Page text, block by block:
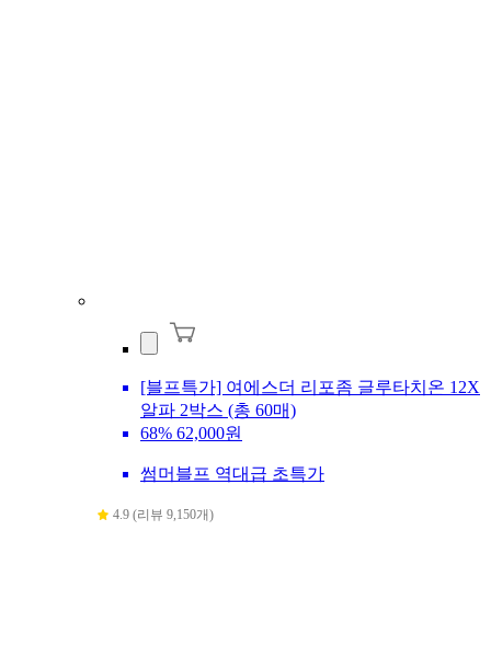
[블프특가] 여에스더 리포좀 글루타치온 12X
알파 2박스 (총 60매)
68% 62,000원
썸머블프 역대급 초특가
4.9 (리뷰 9,150개)